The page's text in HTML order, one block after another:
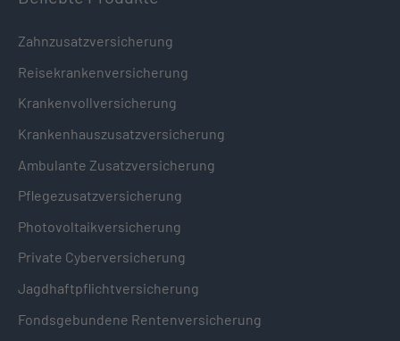
Zahnzusatzversicherung
Reisekrankenversicherung
Krankenvollversicherung
Krankenhauszusatzversicherung
Ambulante Zusatzversicherung
Pflegezusatzversicherung
Photovoltaikversicherung
Private Cyberversicherung
Jagdhaftpflichtversicherung
Fondsgebundene Rentenversicherung